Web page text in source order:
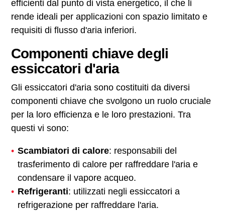
efficienti dal punto di vista energetico, il che li
rende ideali per applicazioni con spazio limitato e
requisiti di flusso d'aria inferiori.
Componenti chiave degli
essiccatori d'aria
Gli essiccatori d'aria sono costituiti da diversi
componenti chiave che svolgono un ruolo cruciale
per la loro efficienza e le loro prestazioni. Tra
questi vi sono:
Scambiatori di calore: responsabili del
trasferimento di calore per raffreddare l'aria e
condensare il vapore acqueo.
Refrigeranti: utilizzati negli essiccatori a
refrigerazione per raffreddare l'aria.